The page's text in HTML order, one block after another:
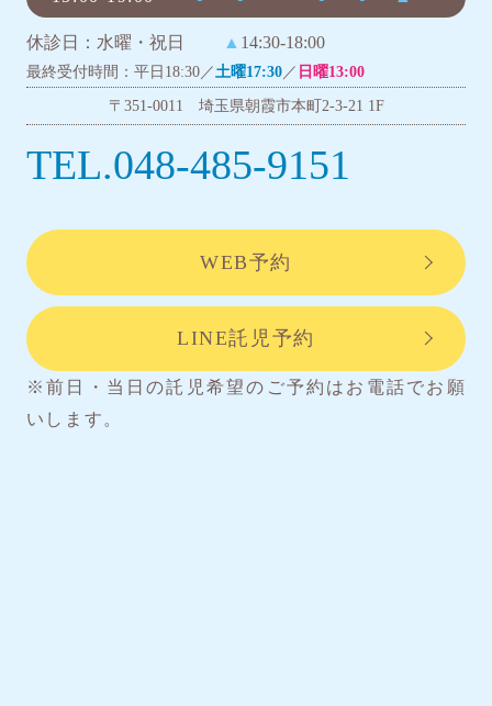
休診日：水曜・祝日 ▲ 14:30-18:00
最終受付時間：平日18:30／土曜17:30／ 日曜13:00
〒351-0011 埼玉県朝霞市本町2-3-21 1F
TEL.048-485-9151
WEB予約
LINE託児予約
※前日・当日の託児希望のご予約はお電話でお願
いします。